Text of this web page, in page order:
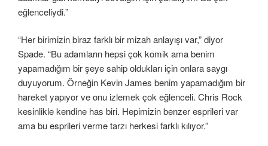
eğlenceliydi.”
“Her birimizin biraz farklı bir mizah anlayışı var,” diyor
Spade. “Bu adamların hepsi çok komik ama benim
yapamadığım bir şeye sahip oldukları için onlara saygı
duyuyorum. Örneğin Kevin James benim yapamadığım bir
hareket yapıyor ve onu izlemek çok eğlenceli. Chris Rock
kesinlikle kendine has biri. Hepimizin benzer esprileri var
ama bu esprileri verme tarzı herkesi farklı kılıyor.”